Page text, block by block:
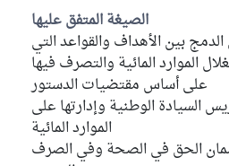
الصيغة المتفق عليها
الدمج بين الأهداف والقواعد التي
الموارد المائية والتصرف فيها
على أساس مقتضيات الدستور
السيادة الوطنية وإدارتها على
الموارد المائية
الحق في الصحة وفي الصرف